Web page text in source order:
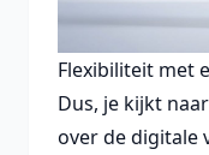
Flexibiliteit met
Dus, je kijkt
over de digitale